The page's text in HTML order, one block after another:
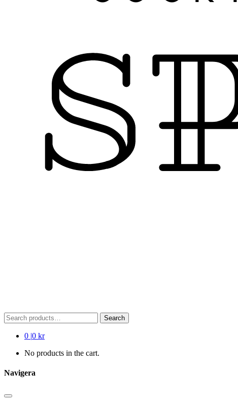
Search
for:
Search
0 |0 kr
No products in the cart.
Navigera